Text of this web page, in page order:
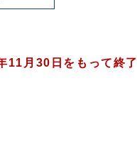
11月30日をもって終了